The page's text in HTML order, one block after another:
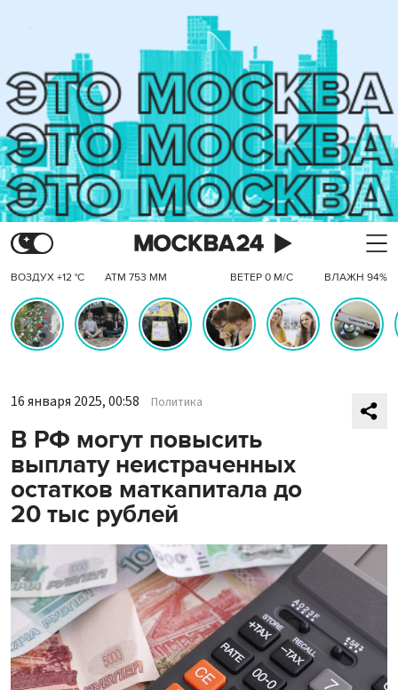
ВОЗДУХ +12 °C АТМ 753 ММ ВЕТЕР 0 М/С ВЛАЖН 94%
16 января 2025, 00:58 Политика
В РФ могут повысить
выплату неистраченных
остатков маткапитала до
20 тыс рублей